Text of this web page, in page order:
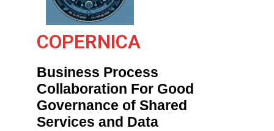
COPERNICA
Business Process
Collaboration For Good
Governance of Shared
Services and Data